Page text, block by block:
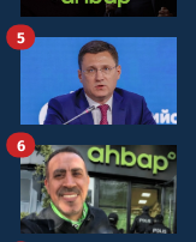
5
6